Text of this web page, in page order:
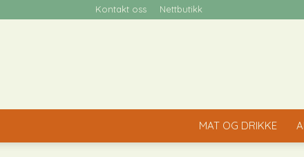
Kontakt oss Nettbutikk
MAT OG DRIKKE